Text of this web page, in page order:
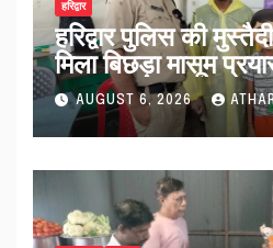
हरिद्वार
हरिद्वार पुलिस की
मिला बिछड़ा मासूम
पहुंचा काशी…
AUGUST 6, 2026